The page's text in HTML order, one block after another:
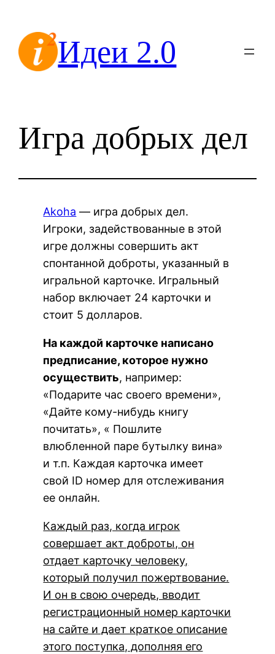
содержимомуИдеи 2.0
Игра добрых дел
Akoha — игра добрых дел.
Игроки, задействованные в этой
игре должны совершить акт
спонтанной доброты, указанный в
игральной карточке. Игральный
набор включает 24 карточки и
стоит 5 долларов.
На каждой карточке написано
предписание, которое нужно
осуществить, например:
«Подарите час своего времени»,
«Дайте кому-нибудь книгу
почитать», « Пошлите
влюбленной паре бутылку вина»
и т.п. Каждая карточка имеет
свой ID номер для отслеживания
ее онлайн.
Каждый раз, когда игрок
совершает акт доброты, он
отдает карточку человеку,
который получил пожертвование.
И он в свою очередь, вводит
регистрационный номер карточки
на сайте и дает краткое описание
этого поступка, дополняя его